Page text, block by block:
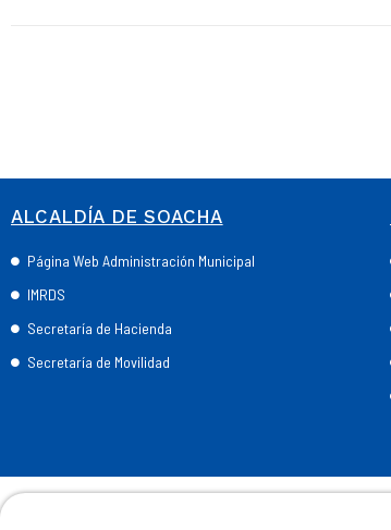
ALCALDÍA DE SOACHA
Página Web Administración Municipal
IMRDS
Secretaría de Hacienda
Secretaría de Movilidad